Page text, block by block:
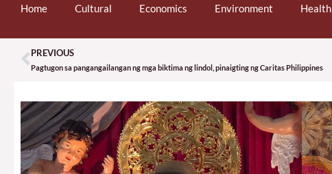
Home Cultural Economics Environment Health
Prev
PREVIOUS
Pagtugon sa pangangailangan ng mga biktima ng lindol, pinaigting ng Caritas Philippines